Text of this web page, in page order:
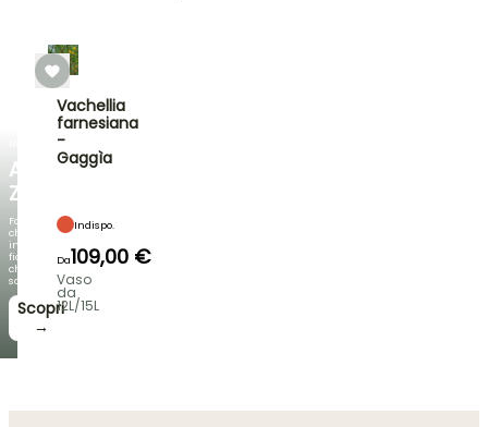
AGAPANTHUS
ZAMBEZI
Fogliami
che
incantano,
fioriture
che
sorprendono!
Scopri
→
Vachellia
farnesiana
-
Gaggìa
Indispo.
Da109,00 €
Vaso
da
12L/15L